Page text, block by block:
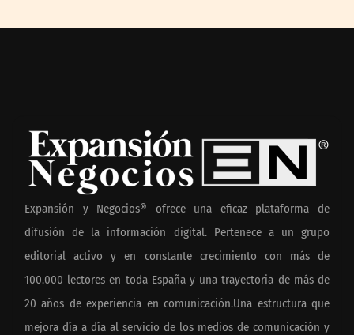
Expansión y Negocios® ofrece una eficaz plataforma de
difusión de la información digital. Pertenece a un grupo
editorial activo y en constante crecimiento con más de
100.000 lectores en toda España y una trayectoria de más de
20 años de experiencia en comunicación.Una estructura que
mejora día a día al servicio de los medios de comunicación y